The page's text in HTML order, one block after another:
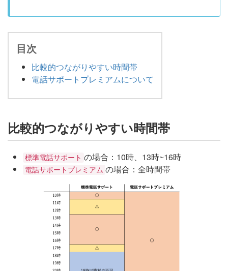
目次
比較的つながりやすい時間帯
電話サポートプレミアムについて
比較的つながりやすい時間帯
標準電話サポート の場合：10時、13時~16時
電話サポートプレミアム の場合：全時間帯